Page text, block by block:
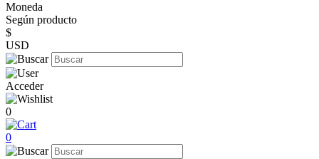
Moneda
Según producto
$
USD
Acceder
0
0